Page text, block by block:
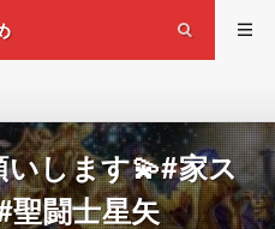
します💫#家ス
聖闘士星矢